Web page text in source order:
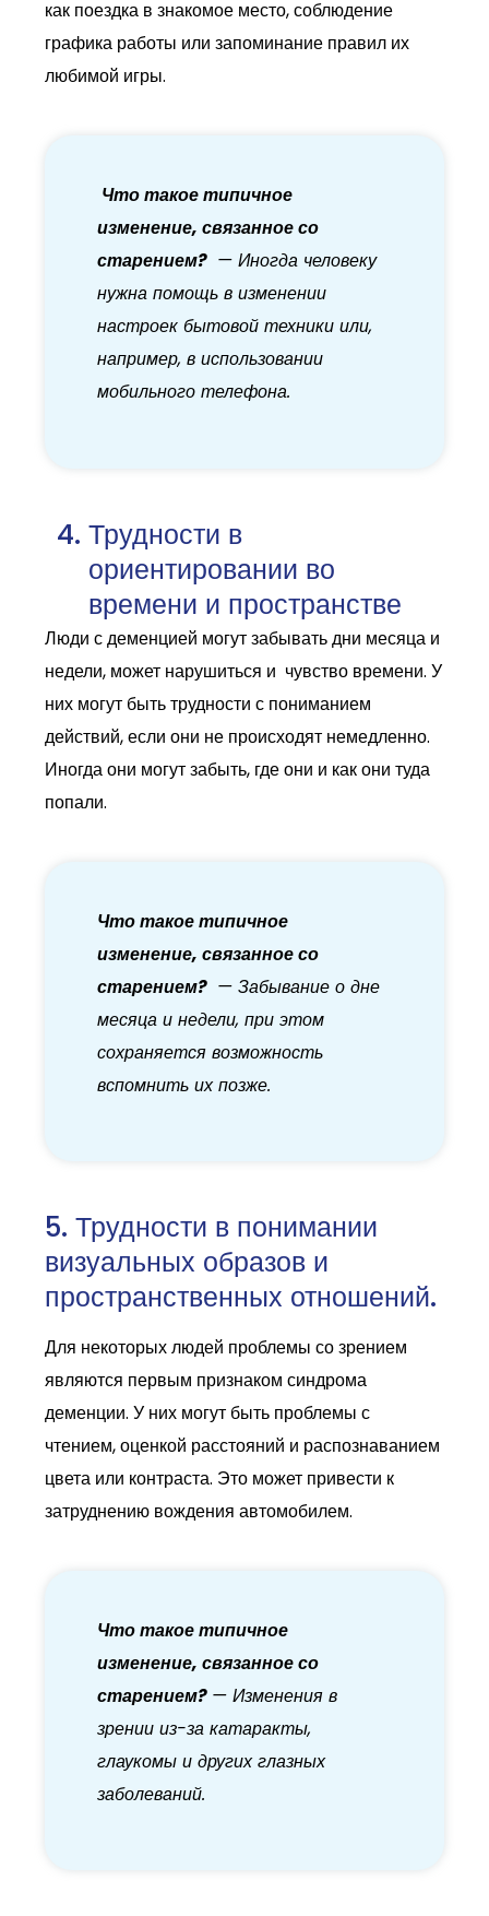
как поездка в знакомое место, соблюдение
графика работы или запоминание правил их
любимой игры.
Что такое типичное
изменение, связанное со
старением? — Иногда человеку
нужна помощь в изменении
настроек бытовой техники или,
например, в использовании
мобильного телефона.
Трудности в
ориентировании во
времени и пространстве
Люди с деменцией могут забывать дни месяца и
недели, может нарушиться и чувство времени. У
них могут быть трудности с пониманием
действий, если они не происходят немедленно.
Иногда они могут забыть, где они и как они туда
попали.
Что такое типичное
изменение, связанное со
старением? — Забывание о дне
месяца и недели, при этом
сохраняется возможность
вспомнить их позже.
5. Трудности в понимании
визуальных образов и
пространственных отношений.
Для некоторых людей проблемы со зрением
являются первым признаком синдрома
деменции. У них могут быть проблемы с
чтением, оценкой расстояний и распознаванием
цвета или контраста. Это может привести к
затруднению вождения автомобилем.
Что такое типичное
изменение, связанное со
старением? — Изменения в
зрении из-за катаракты,
глаукомы и других глазных
заболеваний.